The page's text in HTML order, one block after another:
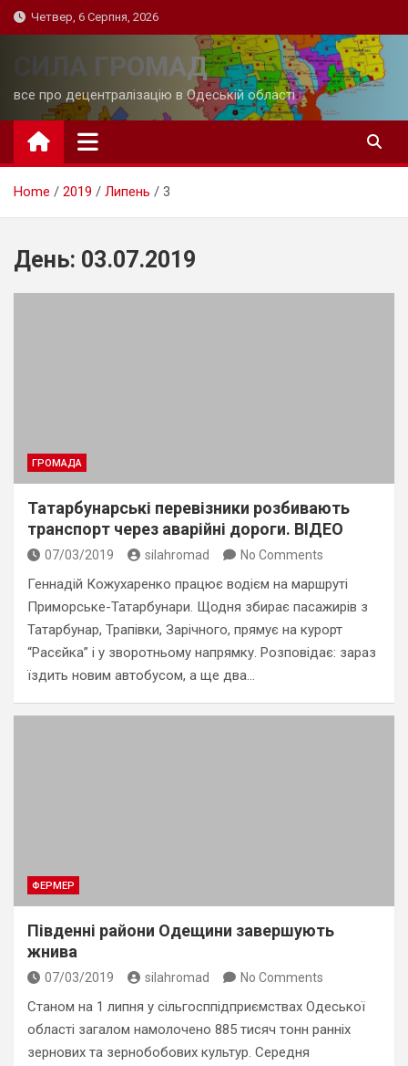
Skip
to
Четвер, 6 Серпня, 2026
СИЛА ГРОМАД
все про децентралізацію в Одеській області
Home 2019 Липень 3
День: 03.07.2019
ГРОМАДА
Татарбунарські перевізники розбивають
транспорт через аварійні дороги. ВІДЕО
07/03/2019 silahromad No Comments
Геннадій Кожухаренко працює водієм на маршруті
Приморське-Татарбунари. Щодня збирає пасажирів з
Татарбунар, Трапівки, Зарічного, прямує на курорт
“Расєйка” і у зворотньому напрямку. Розповідає: зараз
їздить новим автобусом, а ще два…
ФЕРМЕР
Південні райони Одещини завершують
жнива
07/03/2019 silahromad No Comments
Станом на 1 липня у сільгосппідприємствах Одеської
області загалом намолочено 885 тисяч тонн ранніх
зернових та зернобобових культур. Середня